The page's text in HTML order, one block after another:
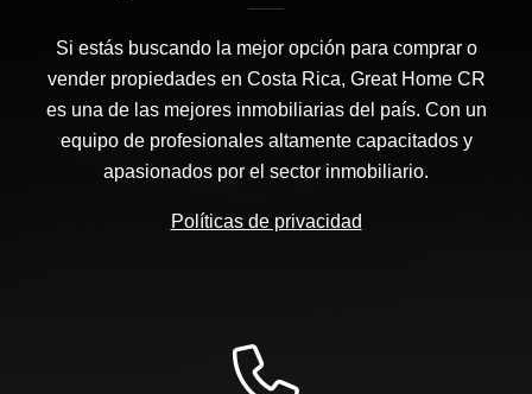
Si estás buscando la mejor opción para comprar o
vender propiedades en Costa Rica, Great Home CR
es una de las mejores inmobiliarias del país. Con un
equipo de profesionales altamente capacitados y
apasionados por el sector inmobiliario.
Políticas de privacidad